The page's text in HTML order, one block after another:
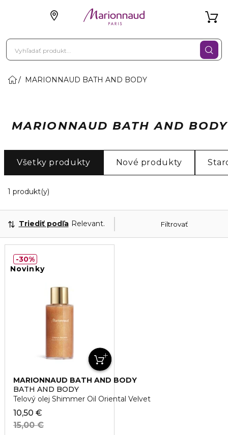
MARIONNAUD BATH AND BODY
MARIONNAUD BATH AND BODY
Všetky produkty Nové produkty
1 produkt(y)
Filtrovať
Triediť podľa Relevantnosť
Novinky
MARIONNAUD BATH AND BODY
BATH AND BODY
Telový olej Shimmer Oil Oriental Velvet
10,50 €
15,00 €
30%